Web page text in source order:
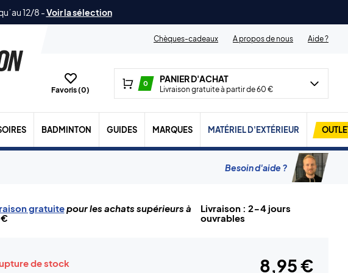
12/8 -Voir la sélection
Chèques-cadeaux
A propos de nous Aide ?
Favoris (0)
0 PANIER D'ACHAT
Livraison gratuite à partir de 60 €
BADMINTON GUIDES MARQUES MATÉRIEL D'EXTÉRIEUR
Besoin d'aide ?
gratuitepour les achats supérieurs à
Livraison : 2-4 jours
ouvrables
de stock 8,95 €